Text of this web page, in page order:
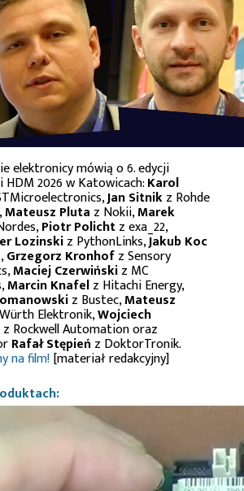
elektronicy mówią o 6. edycji
2026 w Katowicach:Karol
Jan Sitnikz Rohde
Mateusz Pluta z Nokii,Marek
Piotr Polichtz exa_22,
Lozinskiz PythonLinks,Jakub Koc
Grzegorz Kronhofz Sensory
Maciej Czerwińskiz MC
Marcin Knafelz Hitachi Energy,
z Bustec,Mateusz
Elektronik,Wojciech
z Rockwell Automation oraz
Rafał Stępień z DoktorTronik.
na film![materiał redakcyjny]